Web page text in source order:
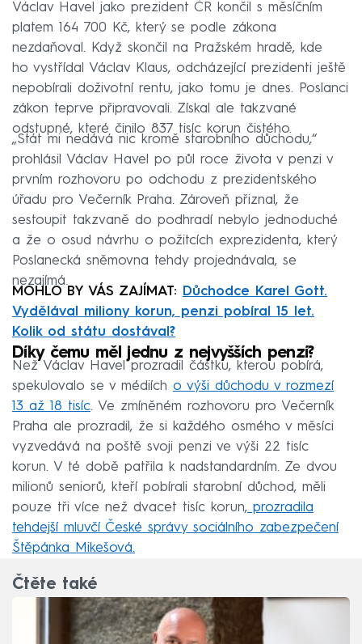
Václav Havel jako prezident ČR končil s měsíčním
platem 164 700 Kč, který se podle zákona
nezdaňoval. Když skončil na Pražském hradě, kde
ho vystřídal Václav Klaus, odcházející prezidenti ještě
nepobírali doživotní rentu, jako tomu je dnes. Poslanci
zákon teprve připravovali. Získal ale takzvané
odstupné, které činilo 837 tisíc korun čistého.
„Stát mi nedává nic kromě starobního důchodu,“
prohlásil Václav Havel po půl roce života v penzi v
prvním rozhovoru po odchodu z prezidentského
úřadu pro Večerník Praha. Zároveň přiznal, že
sestoupit takzvaně do podhradí nebylo jednoduché
a že o osud návrhu o požitcích exprezidenta, který
Poslanecká sněmovna tehdy projednávala, se
nezajímá.
MOHLO BY VÁS ZAJÍMAT: Důchodce Karel Gott.
Vydělával miliony korun, penzi pobíral 15 let.
Kolik od státu dostával?
Díky čemu měl jednu z nejvyšších penzí?
Než Václav Havel prozradil částku, kterou pobírá,
spekulovalo se v médiích o výši důchodu v rozmezí
13 až 18 tisíc. Ve zmíněném rozhovoru pro Večerník
Praha ale prozradil, že si každého osmého v měsíci
vyzvedává na poště svoji penzi ve výši 22 tisíc
korun. V té době patřila k nadstandardním. Ze dvou
milionů seniorů, kteří pobírali starobní důchod, měli
pouze tři více než dvacet tisíc korun, prozradila
tehdejší mluvčí České správy sociálního zabezpečení
Štěpánka Mikešová.
Čtěte také